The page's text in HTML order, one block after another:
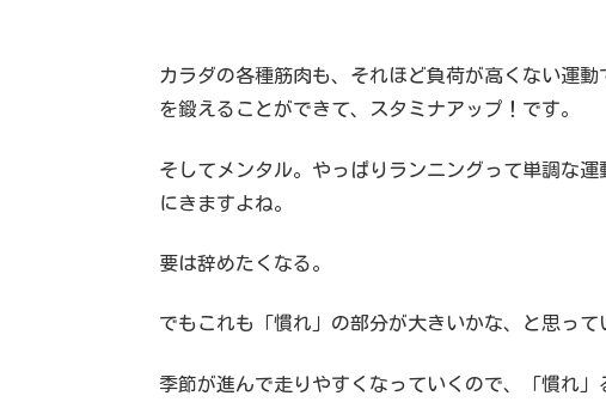
カラダの各種筋肉も、それほど負荷が高くない運
を鍛えることができて、スタミナアップ！です。
そしてメンタル。やっぱりランニングって単調な
にきますよね。
要は辞めたくなる。
でもこれも「慣れ」の部分が大きいかな、と思って
季節が進んで走りやすくなっていくので、「慣れ